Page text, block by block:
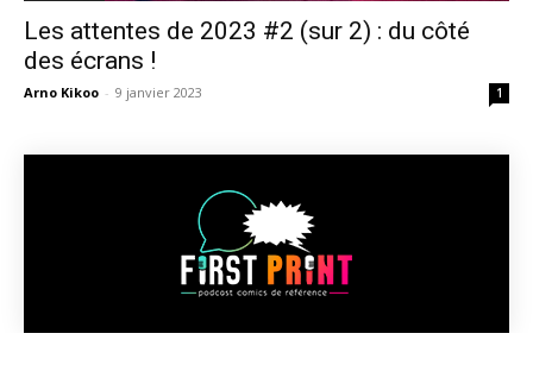
Les attentes de 2023 #2 (sur 2) : du côté
des écrans !
Arno Kikoo - 9 janvier 2023 1